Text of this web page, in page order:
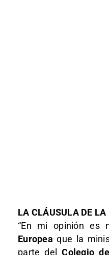
LA CLÁUSULA DE LA
“En mi opinión es
Europea que la
parte delColegio